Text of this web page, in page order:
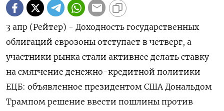
3 апр (Рейтер) - Доходность государственных
облигаций еврозоны отступает в четверг, а
участники рынка стали активнее делать ставку
на смягчение денежно-кредитной политики
ЕЦБ: объявленное президентом США Дональдом
Трампом решение ввести пошлины против